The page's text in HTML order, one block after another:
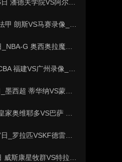
院VS阿尔西米 北马其甲_全
马赛录像_全场录像【高
奥西奥拉魔术VS大急流城
VS广州录像_全场录像【
华纳VS蒙特雷录像_全场录
多VS巴萨 西甲录像_高清
德雷尼卡 科索沃超录像
牧群VS特拉华蓝衫 NBA-